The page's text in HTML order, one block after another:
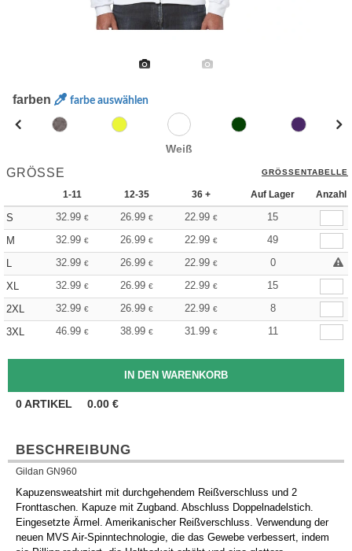
farben farbe auswählen
Weiß
GRÖSSE GRÖSSENTABELLE
1-11 12-35 36 + Auf Lager Anzahl
S 32.99 € 26.99 € 22.99 €
15
M
32.99 € 26.99 € 22.99 €
49
L
32.99 € 26.99 € 22.99 €
0
XL
32.99 € 26.99 € 22.99 €
15
2XL
32.99 € 26.99 € 22.99 €
8
3XL
46.99 € 38.99 € 31.99 € 11
0ARTIKEL 0.00 €
BESCHREIBUNG
Gildan GN960
Kapuzensweatshirt mit durchgehendem Reißverschluss und 2
Fronttaschen. Kapuze mit Zugband. Abschluss Doppelnadelstich.
Eingesetzte Ärmel. Amerikanischer Reißverschluss. Verwendung der
neuen MVS Air-Spinntechnologie, die das Gewebe verbessert, indem